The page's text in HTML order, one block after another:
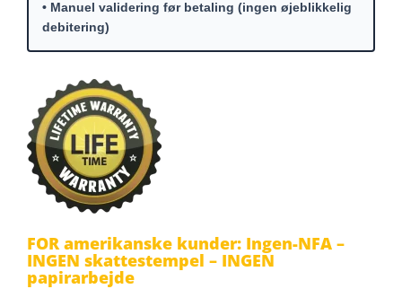
• Manuel validering før betaling (ingen øjeblikkelig
debitering)
FOR amerikanske kunder: Ingen-NFA –
INGEN skattestempel – INGEN
papirarbejde